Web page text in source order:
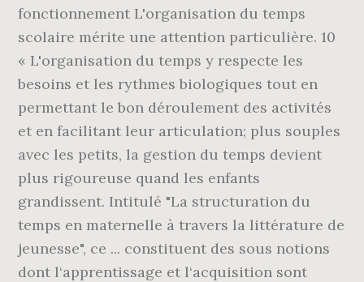
fonctionnement L'organisation du temps
scolaire mérite une attention particulière. 10
« L'organisation du temps y respecte les
besoins et les rythmes biologiques tout en
permettant le bon déroulement des activités
et en facilitant leur articulation; plus souples
avec les petits, la gestion du temps devient
plus rigoureuse quand les enfants
grandissent. Intitulé "La structuration du
temps en maternelle à travers la littérature de
jeunesse", ce ... constituent des sous notions
dont l‘apprentissage et l‘acquisition sont